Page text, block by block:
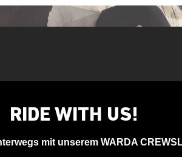
RIDE WITH US!
mit unserem WARDA